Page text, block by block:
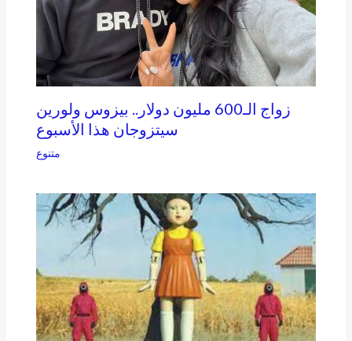
زواج الـ600 مليون دولار.. بيزوس ولورين
سيتزوجان هذا الأسبوع
متنوع